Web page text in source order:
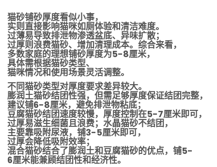
猫砂铺砂厚度看似小事，
实则直接影响猫咪如厕体验和清洁难度。
过薄易导致排泄物渗透盆底、异味扩散；
过厚则浪费猫砂、增加清理成本。综合来看，
多数家庭的理想铺砂厚度为5-8厘米，
具体需根据猫砂类型、
猫咪情况和使用场景灵活调整。
不同猫砂类型对厚度要求差异较大。
膨润土猫砂结团性强，但需足够厚度保证结团完整，
建议铺6-8厘米，避免排泄物粘底；
豆腐猫砂结团速度较慢，厚度控制在5-7厘米即可，
过厚易滋生细菌且浪费；水晶猫砂不结团，
主要靠吸附尿液，铺3-5厘米即可，
过厚会降低吸附效率；
混合猫砂结合了膨润土和豆腐猫砂的优点，铺5-
6厘米能兼顾结团性和经济性。